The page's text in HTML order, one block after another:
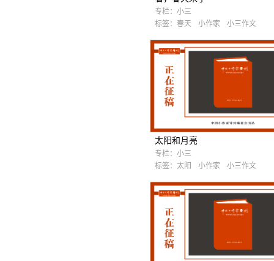
专栏： 小三
标签： 春天 小作家 小三作文
太阳和月亮
专栏： 小三
标签： 太阳 小作家 小三作文